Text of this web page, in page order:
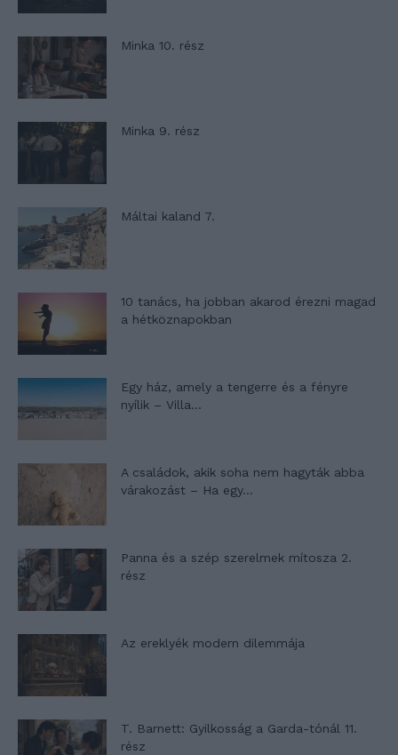
Minka 10. rész
Minka 9. rész
Máltai kaland 7.
10 tanács, ha jobban akarod érezni magad
a hétköznapokban
Egy ház, amely a tengerre és a fényre
nyílik – Villa...
A családok, akik soha nem hagyták abba
várakozást – Ha egy...
Panna és a szép szerelmek mítosza 2.
rész
Az ereklyék modern dilemmája
T. Barnett: Gyilkosság a Garda-tónál 11.
rész